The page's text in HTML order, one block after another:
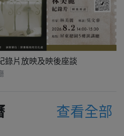
錄片放映及映後座談
查看全部